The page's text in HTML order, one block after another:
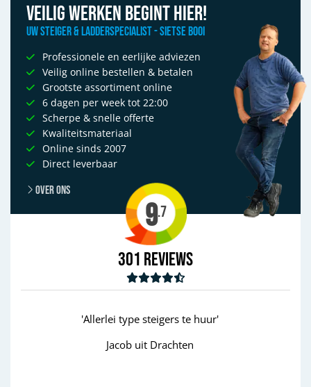
Veilig werken begint hier!
Uw Steiger & Ladderspecialist - Sietse Booi
Professionele en eerlijke adviezen
Veilig online bestellen & betalen
Grootste assortiment online
6 dagen per week tot 22:00
Scherpe & snelle offerte
Kwaliteitsmateriaal
Online sinds 2007
Direct leverbaar
Over ons
9.7
301 Reviews
'goed'
Wim uit Aalten